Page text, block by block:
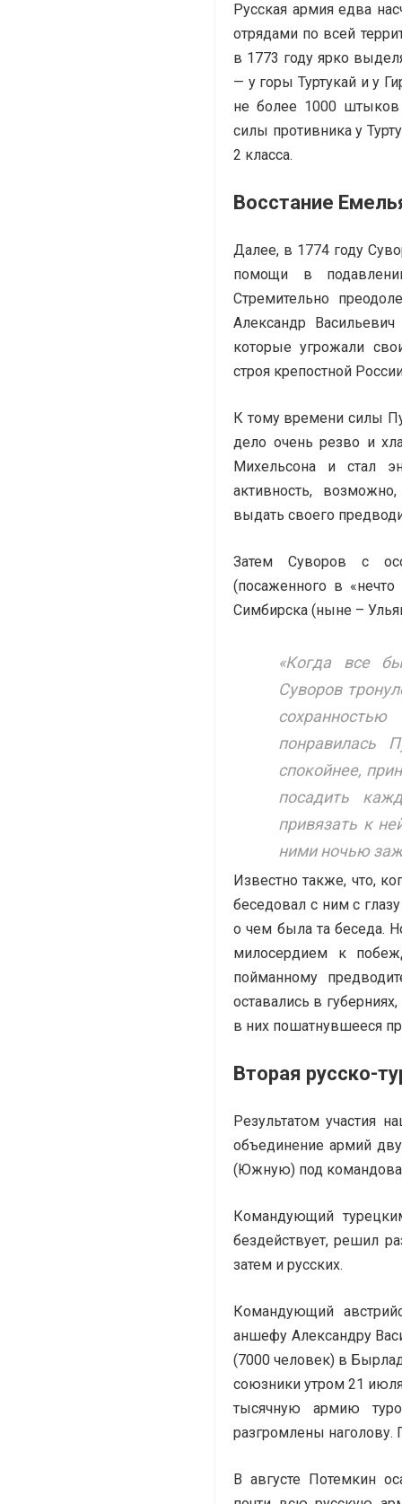
Русская армия едва
отрядами по всей
в 1773 году ярко
— у горы Туртукай и у
не более 1000
силы противника у
2 класса.
Восстание
Далее, в 1774 году
помощи в
Стремительно
Александр
которые угрожали
строя крепостной
К тому времени силы
дело очень резво и
Михельсона и стал
активность,
выдать своего
Затем Суворов с
(посаженного в
Симбирска (ныне –
«Когда все
Суворов
понравилась
спокойнее,
посадить
привязать к
ними ночью
Известно также, что,
беседовал с ним с
о чем была та беседа.
милосердием к
пойманному
оставались в
в них пошатнувшееся
Вторая русско-
Результатом участия
объединение армий
(Южную) под
Командующий
бездействует, решил
затем и русских.
Командующий
аншефу Александру
(7000 человек) в
союзники утром 21
тысячную армию
разгромлены наголову.
В августе Потемкин